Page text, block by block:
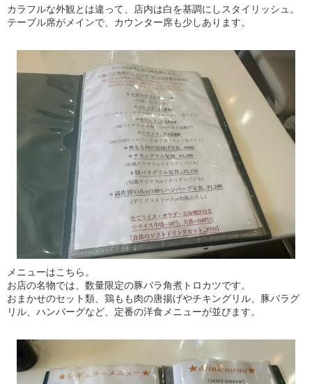
カラフルな外観とは違って、店内は白を基調にしスタイリッシュ。
テーブル席がメインで、カウンター席も少しあります。
メニューはこちら。
お店の名物では、数量限定の豚バラ角煮トロカツです。
おまかせのセット類、鶏もも肉の唐揚げやチキングリル、豚バラグ
リル、ハンバーグなど、定番の洋食メニューが並びます。